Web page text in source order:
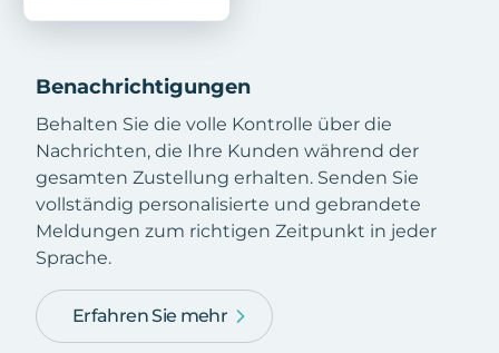
Benachrichtigungen
Behalten Sie die volle Kontrolle über die
Nachrichten, die Ihre Kunden während der
gesamten Zustellung erhalten. Senden Sie
vollständig personalisierte und gebrandete
Meldungen zum richtigen Zeitpunkt in jeder
Sprache.
Erfahren Sie mehr